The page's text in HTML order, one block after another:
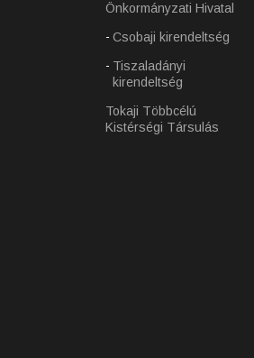
Önkormányzati Hivatal
Csobaji kirendeltség
Tiszaladányi
kirendeltség
Tokaji Többcélú
Kistérségi Társulás